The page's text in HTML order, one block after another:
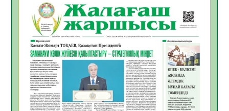
06.08.2026
Инфекциялық ауруларға қарсы иммундау
жұмыстарының тиімділігі
06.08.2026
54
Көкжөтел ауруы туралы
06.08.2026
52
АПВ вакцинасы туралы мәлімет